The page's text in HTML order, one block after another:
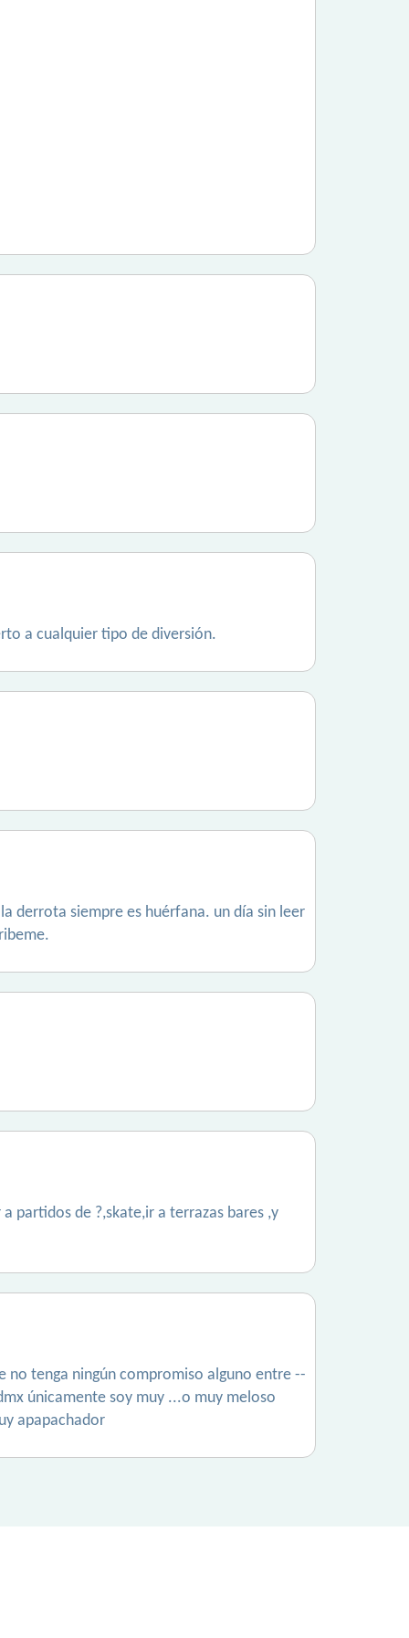
a cualquier tipo de diversión.
derrota siempre es huérfana. un día sin leer
partidos de ?,skate,ir a terrazas bares ,y
no tenga ningún compromiso alguno entre --
únicamente soy muy ...o muy meloso
apapachador